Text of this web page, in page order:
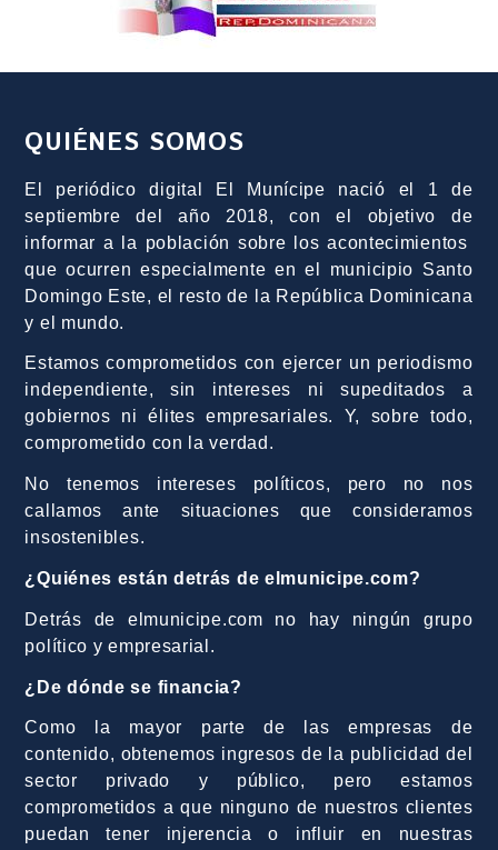
QUIÉNES SOMOS
El periódico digital El Munícipe nació el 1 de
septiembre del año 2018, con el objetivo de
informar a la población sobre los acontecimientos
que ocurren especialmente en el municipio Santo
Domingo Este, el resto de la República Dominicana
y el mundo.
Estamos comprometidos con ejercer un periodismo
independiente, sin intereses ni supeditados a
gobiernos ni élites empresariales. Y, sobre todo,
comprometido con la verdad.
No tenemos intereses políticos, pero no nos
callamos ante situaciones que consideramos
insostenibles.
¿Quiénes están detrás de elmunicipe.com?
Detrás de elmunicipe.com no hay ningún grupo
político y empresarial.
¿De dónde se financia?
Como la mayor parte de las empresas de
contenido, obtenemos ingresos de la publicidad del
sector privado y público, pero estamos
comprometidos a que ninguno de nuestros clientes
puedan tener injerencia o influir en nuestras